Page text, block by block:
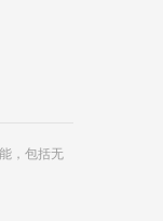
，包括无